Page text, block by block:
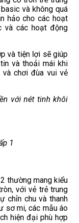
và không quá
hảo cho các hoạt
và các hoạt động
và tiện lợi sẽ giúp
và thoải mái khi
chơi đùa vui vẻ
với nét tinh khôi
1
thường mang kiểu
với vẻ trẻ trung
chỉn chu và thanh
sơ mi, các mẫu áo
hiện đại phù hợp